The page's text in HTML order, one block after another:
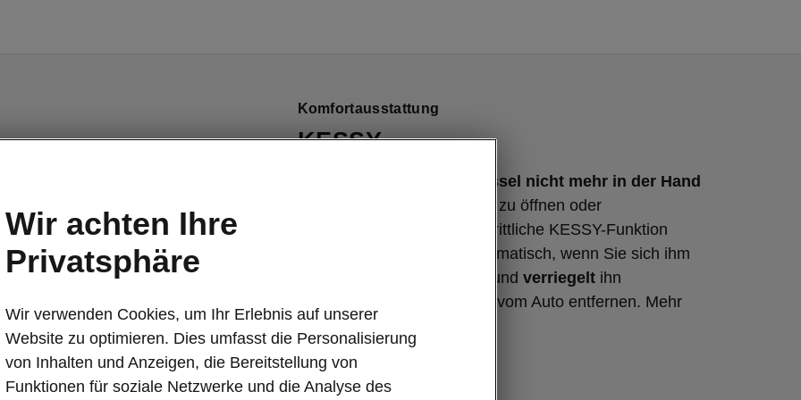
Komfortausstattung
KESSY
brauchen Ihren Schlüssel nicht mehr in der Hand
, um Ihren Wagen zu öffnen oder
abzuschliessen. Die fortschrittliche KESSY-Funktion
den Octavia automatisch, wenn Sie sich ihm
mit dem Schlüssel nähern, und verriegeltihn
automatisch, wenn Sie sich vom Auto entfernen. Mehr
Wir achten Ihre
Privatsphäre
Wir verwenden Cookies, um Ihr Erlebnis auf unserer
Website zu optimieren. Dies umfasst die Personalisierung
von Inhalten und Anzeigen, die Bereitstellung von
Funktionen für soziale Netzwerke und die Analyse des